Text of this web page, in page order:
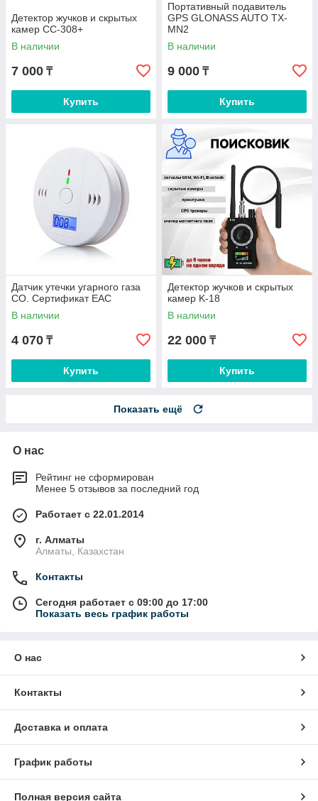
Детектор жучков и скрытых
камер СС-308+
В наличии
7 000 ₸
Купить
Портативный подавитель
GPS GLONASS AUTO TX-
MN2
В наличии
9 000 ₸
Купить
Датчик утечки угарного газа
CO. Сертификат EAC
В наличии
4 070 ₸
Купить
Детектор жучков и скрытых
камер K-18
В наличии
22 000 ₸
Купить
Показать ещё
О нас
Рейтинг не сформирован
Менее 5 отзывов за последний год
Работает с 22.01.2014
г. Алматы
Алматы, Казахстан
Контакты
Сегодня работает с 09:00 до 17:00
Показать весь график работы
О нас
Контакты
Доставка и оплата
График работы
Полная версия сайта